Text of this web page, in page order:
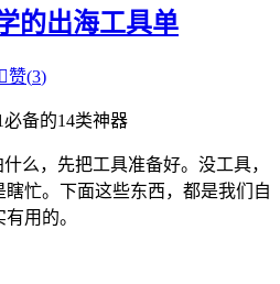
的出海工具单
赞(3)
备的14类神器
么，先把工具准备好。没工具，
忙。下面这些东西，都是我们自
用的。